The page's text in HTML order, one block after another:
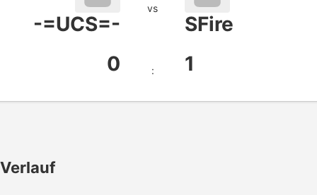
-=UCS=-
vs
SFire
0
: 1
Verlauf